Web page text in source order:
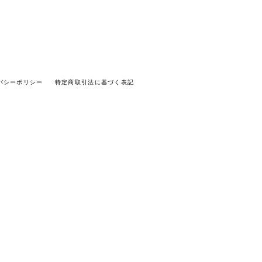
シーポリシー 特定商取引法に基づく表記